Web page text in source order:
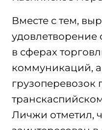
Вместе с тем,
удовлетворение
в сферах
коммуникаций,
грузоперевозок
Личжи отметил,